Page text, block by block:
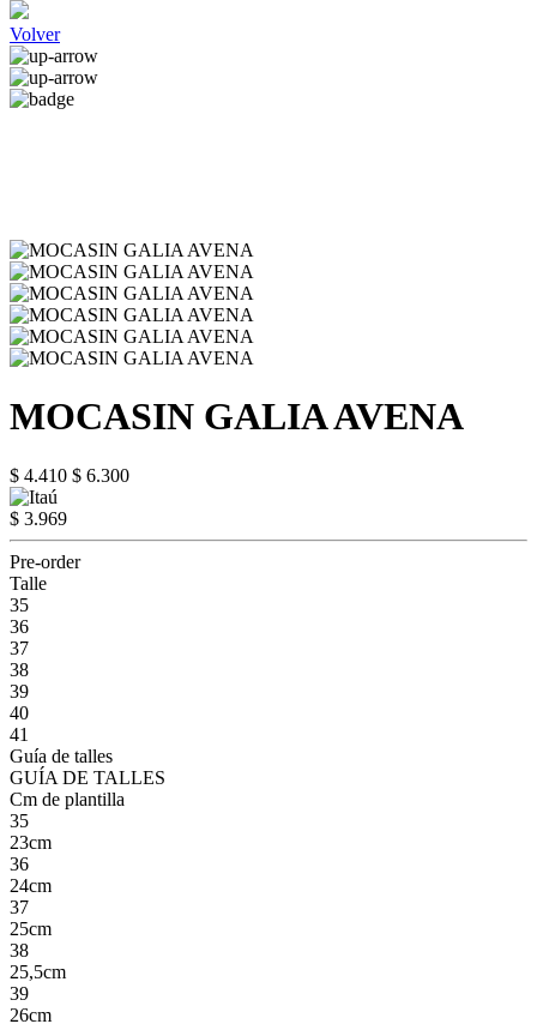
Volver
MOCASIN GALIA AVENA
$ 4.410 $ 6.300
$ 3.969
Pre-order
Talle
35
36
37
38
39
40
41
Guía de talles
GUÍA DE TALLES
Cm de plantilla
35
23cm
36
24cm
37
25cm
38
25,5cm
39
26cm